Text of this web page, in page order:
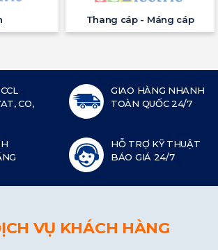
Thang cáp - Máng cáp
CO,
GIAO HÀNG NHANH
TOÀN QUỐC 24/7
HỖ TRỢ KỸ THUẬT
BÁO GIÁ 24/7
VỤ KHÁCH HÀNG